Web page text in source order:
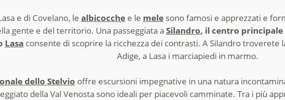
e di Covelano, le albicocchee le melesono famosi e apprezzati e
gente e del territorio. Una passeggiata a Silandro, il centro principale
Lasa consente di scoprire la ricchezza dei contrasti. A Silandro troverete
Adige, a Lasa i marciapiedi in marmo.
dello Stelvio offre escursioni impegnative in una natura
della Val Venosta sono ideali per piacevoli camminate. Tra i più